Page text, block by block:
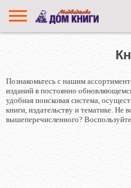
Познакомьтесь с нашим
изданий в постоянно
удобная поисковая система,
книги, издательству и тематике. Не
вышеперечисленного?